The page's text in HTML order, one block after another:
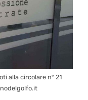
alla circolare n° 21